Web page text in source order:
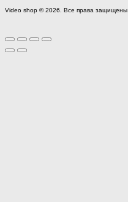
Video shop © 2026. Все права защищены.